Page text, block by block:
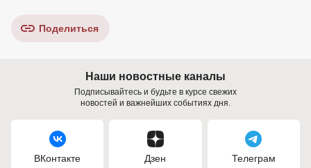
Поделиться
Наши новостные каналы
Подписывайтесь и будьте в курсе свежих
новостей и важнейших событиях дня.
ВКонтакте Дзен Телеграм